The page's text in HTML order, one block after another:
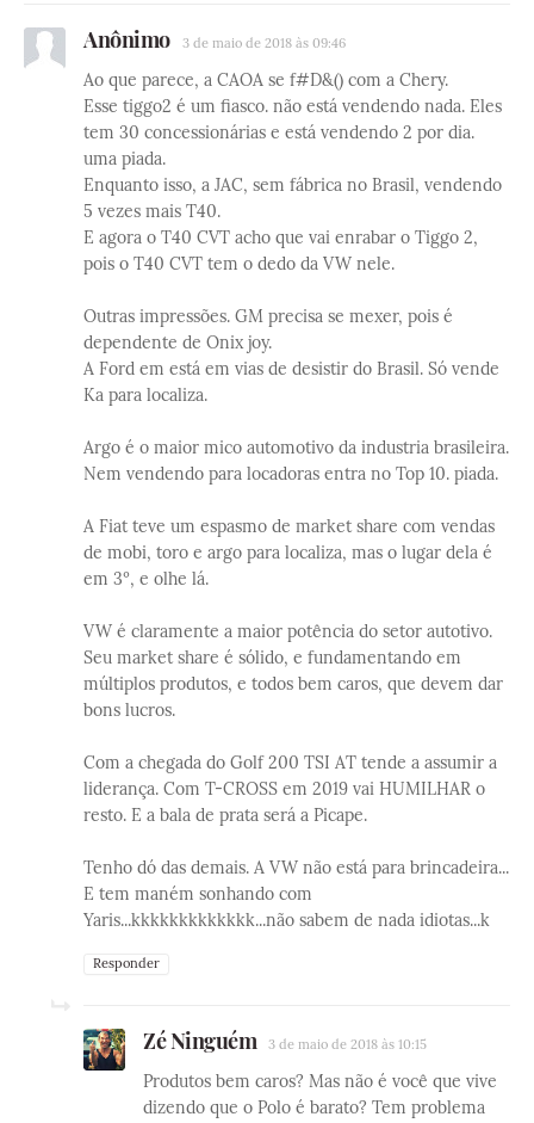
Anônimo 3 de maio de 2018 às 09:46
Ao que parece, a CAOA se f#D&() com a Chery.
Esse tiggo2 é um fiasco. não está vendendo nada. Eles
tem 30 concessionárias e está vendendo 2 por dia.
uma piada.
Enquanto isso, a JAC, sem fábrica no Brasil, vendendo
5 vezes mais T40.
E agora o T40 CVT acho que vai enrabar o Tiggo 2,
pois o T40 CVT tem o dedo da VW nele.
Outras impressões. GM precisa se mexer, pois é
dependente de Onix joy.
A Ford em está em vias de desistir do Brasil. Só vende
Ka para localiza.
Argo é o maior mico automotivo da industria brasileira.
Nem vendendo para locadoras entra no Top 10. piada.
A Fiat teve um espasmo de market share com vendas
de mobi, toro e argo para localiza, mas o lugar dela é
em 3º, e olhe lá.
VW é claramente a maior potência do setor autotivo.
Seu market share é sólido, e fundamentando em
múltiplos produtos, e todos bem caros, que devem dar
bons lucros.
Com a chegada do Golf 200 TSI AT tende a assumir a
liderança. Com T-CROSS em 2019 vai HUMILHAR o
resto. E a bala de prata será a Picape.
Tenho dó das demais. A VW não está para brincadeira...
E tem maném sonhando com
Yaris...kkkkkkkkkkkkk...não sabem de nada idiotas...k
Responder
Zé Ninguém 3 de maio de 2018 às 10:15
Produtos bem caros? Mas não é você que vive
dizendo que o Polo é barato? Tem problema